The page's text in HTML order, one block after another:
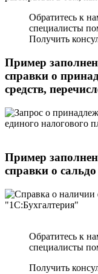
Обратитесь к
специалисты
Получить
Пример
справки о
средств,
Пример
справки о
Обратитесь к
специалисты
Получить